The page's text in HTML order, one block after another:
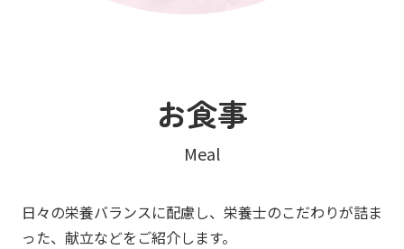
お食事
Meal
日々の栄養バランスに配慮し、栄養士のこだわりが詰ま
った、 献立などをご紹介します。